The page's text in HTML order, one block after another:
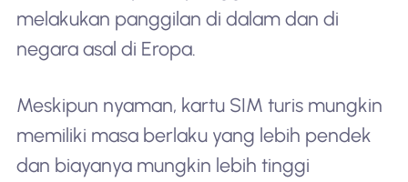
melakukan panggilan di dalam dan di
negara asal di Eropa.
Meskipun nyaman, kartu SIM turis mungkin
memiliki masa berlaku yang lebih pendek
dan biayanya mungkin lebih tinggi